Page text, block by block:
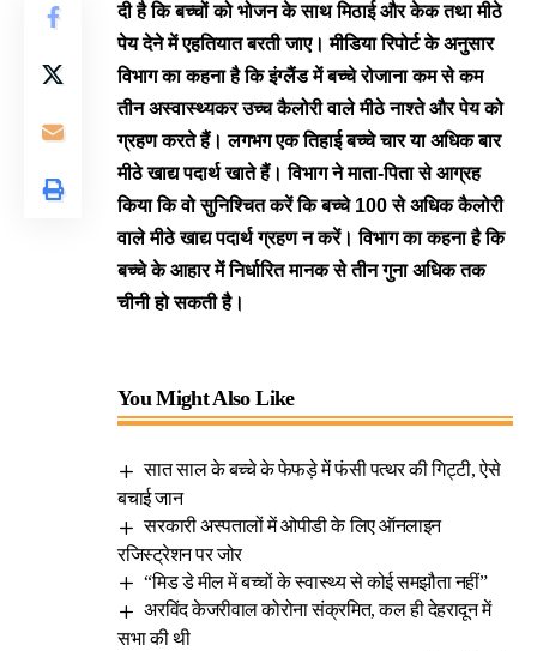
दी है कि बच्चों को भोजन के साथमिठाई और केक तथा मीठे
पेय देने में एहतियात बरती जाए। मीडिया रिपोर्ट के अनुसार
विभाग का कहना है किइंग्लैंड में बच्चे रोजाना कम से कम
तीन अस्वास्थ्यकर उच्च कैलोरी वाले मीठे नाश्ते और पेय को
ग्रहण करते हैं। लगभगएक तिहाई बच्चे चार या अधिक बार
मीठे खाद्य पदार्थ खाते हैं।विभाग नेमाता-पिता से आग्रह
किया कि वो सुनिश्चित करें कि बच्चे 100 से अधिक कैलोरी
वाले मीठे खाद्य पदार्थ ग्रहण न करें। विभाग का कहना है कि
बच्चे के आहार में निर्धारित मानक से तीन गुना अधिक तक
चीनी हो सकती है।
You Might Also Like
सात साल के बच्चे के फेफड़े में फंसी पत्थर की गिट्टी, ऐसे
बचाई जान
सरकारी अस्पतालों में ओपीडी के लिए ऑनलाइन
रजिस्ट्रेशन पर जोर
“मिड डे मील में बच्चों के स्वास्थ्य से कोई समझौता नहीं”
अरविंद केजरीवाल कोरोना संक्रमित, कल ही देहरादून में
सभा की थी